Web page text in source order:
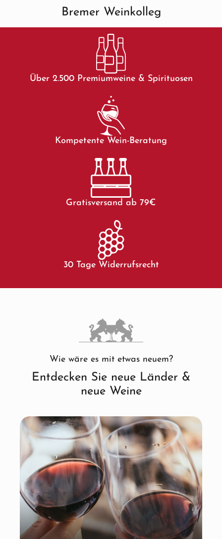
Bremer Weinkolleg
Über 2.500 Premiumweine & Spirituosen
Kompetente Wein-Beratung
Gratisversand ab 79€
30 Tage Widerrufsrecht
Wie wäre es mit etwas neuem?
Entdecken Sie neue Länder &
neue Weine